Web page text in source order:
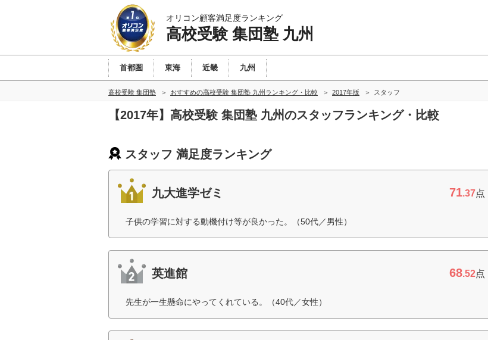
オリコン顧客満足度ランキング
高校受験 集団塾 九州
首都圏 東海 近畿 九州
高校受験 集団塾 おすすめの高校受験 集団塾 九州ランキング・比較 2017年版 スタッフ
【2017年】高校受験 集団塾 九州のスタッフランキング・比較
スタッフ 満足度ランキング
九大進学ゼミ 71.37点
子供の学習に対する動機付け等が良かった。（50代／男性）
英進館 68.52点
先生が一生懸命にやってくれている。（40代／女性）